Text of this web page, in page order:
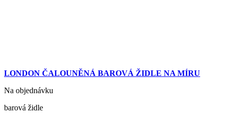
LONDON ČALOUNĚNÁ BAROVÁ ŽIDLE NA MÍRU
Na objednávku
barová židle